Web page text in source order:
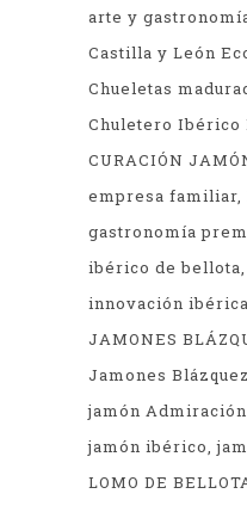
arte y
Castilla y León
Chueletas
Chuletero Ibérico
CURACIÓN
empresa familiar
gastronomía
ibérico de bellota
innovación ibérica
JAMONES
Jamones Blázquez
jamón
jamón ibérico
LOMO DE